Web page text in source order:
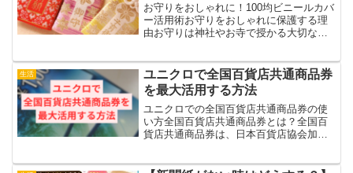
お守りをおしゃれに！100均ビニールカバ
ー活用術お守りをおしゃれに保護する理
由お守りは神社やお寺で授かる大切なア
す。しかし、カバンの中やポケットに入
れていると、汚れや擦れ...
生活
ユニクロで全国百貨店共通商品券
を最大活用する方法
ユニクロでの全国百貨店共通商品券の使
い方全国百貨店共通商品券とは？全国百
貨店共通商品券は、日本百貨店協会加盟